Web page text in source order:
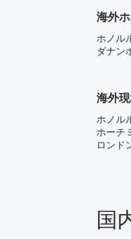
海外
ホノル
ダナン
海外
ホノル
ホーチ
ロンド
国